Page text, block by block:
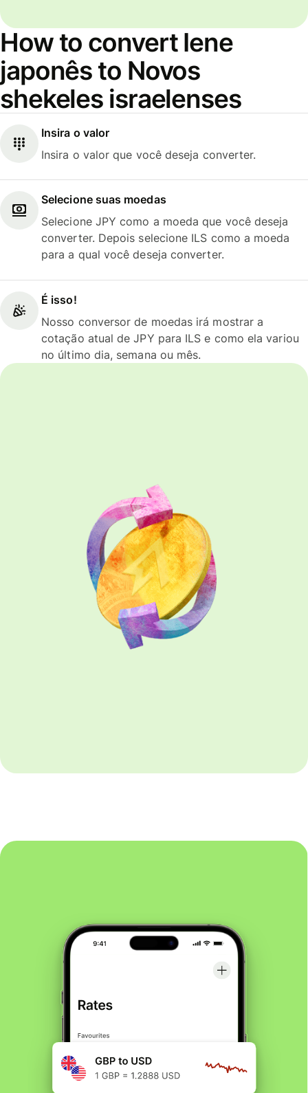
How to convert Iene
japonês to Novos
shekeles israelenses
Insira o valor
Insira o valor que você deseja converter.
Selecione suas moedas
Selecione JPY como a moeda que você deseja
converter. Depois selecione ILS como a moeda
para a qual você deseja converter.
É isso!
Nosso conversor de moedas irá mostrar a
cotação atual de JPY para ILS e como ela variou
no último dia, semana ou mês.